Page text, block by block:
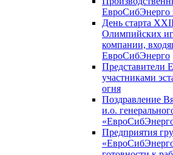
ЕвроСибЭнерго
День старта
Олимпийских
компании,
ЕвроСибЭнерго
Представители
участниками
огня
Поздравление
и.о.
Предприятия